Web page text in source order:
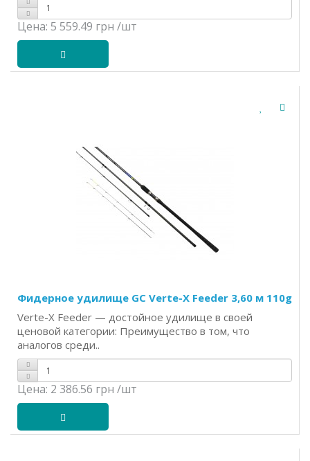
Цена: 5 559.49 грн /шт
Фидерное удилище GC Verte-X Feeder 3,60 м 110g
Verte-X Feeder — достойное удилище в своей
ценовой категории: Преимущество в том, что
аналогов среди..
Цена: 2 386.56 грн /шт